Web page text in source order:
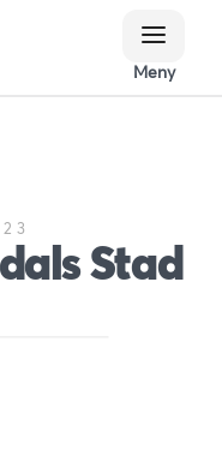
Meny
Stad